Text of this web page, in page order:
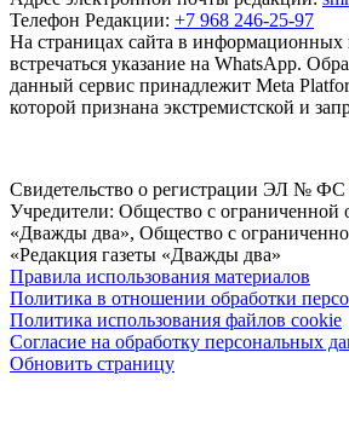
Телефон Редакции: +7 968 246-25-97
На страницах сайта в информационных
встречаться указание на WhatsApp.
данный сервис принадлежит Meta
которой признана экстремистской и
Свидетельство о регистрации ЭЛ № ФС
Учредители: Общество с ограниченной
«Дважды два», Общество с
«Редакция газеты «Дважды два»
Правила использования материалов
Политика в отношении обработки
Политика использования файлов cookie
Согласие на обработку персональных
Обновить страницу